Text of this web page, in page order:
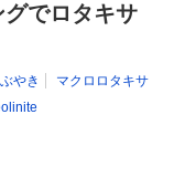
でロタキサ
やき
マクロロタキサ